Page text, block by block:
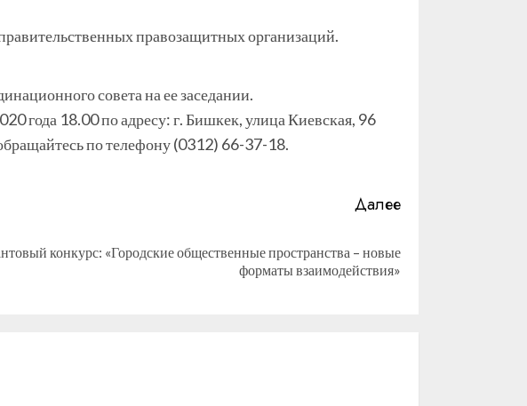
правозащитных организаций.
совета на ее заседании.
года 18.00 по адресу: г. Бишкек, улица Киевская, 96
по телефону (0312) 66-37-18.
Далее
конкурс: «Городские общественные пространства – новые
форматы взаимодействия»